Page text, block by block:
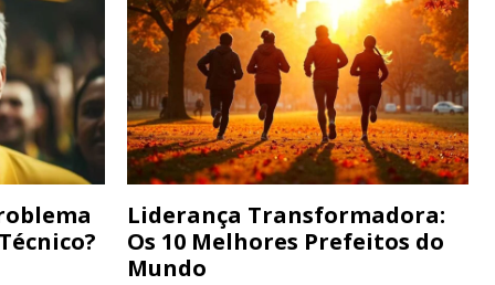
Liderança Transformadora:
Os 10 Melhores Prefeitos do
Mundo